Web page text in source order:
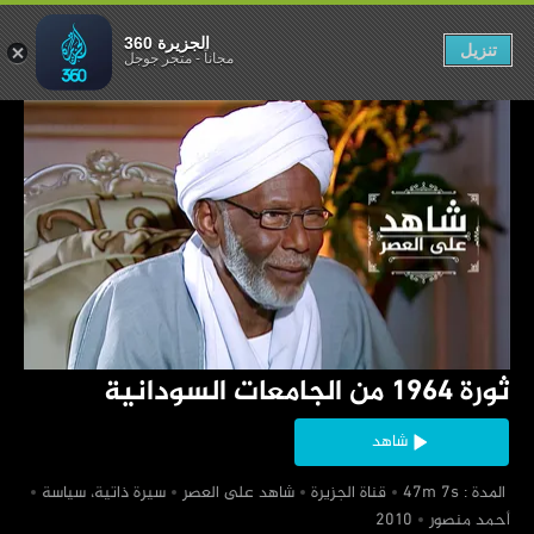
‏ثورة 1964 من الجامعات السودانية
شاهد
‏ المدة : 47m 7s
‏قناة الجزيرة ‏شاهد على العصر
‏سيرة ذاتية، سياسة
‏أحمد منصور
الجزيرة 360
مجاناً-متجر جوجل تنزيل